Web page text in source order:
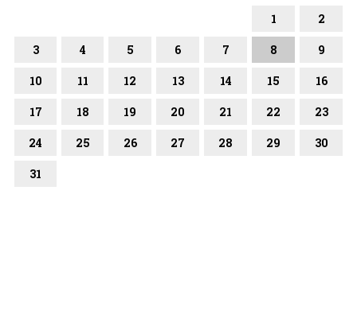
1 2
3 4 5 6 7 8 9
10 11 12 13 14 15 16
17 18 19 20 21 22 23
24 25 26 27 28 29 30
31